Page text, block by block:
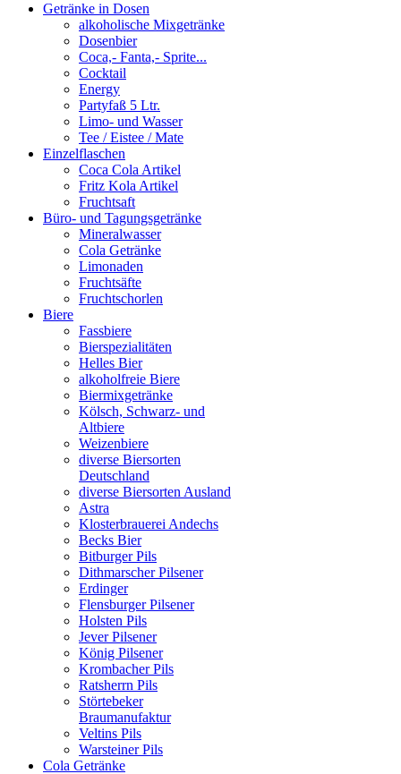
Getränke in Dosen
alkoholische Mixgetränke
Dosenbier
Coca,- Fanta,- Sprite...
Cocktail
Energy
Partyfaß 5 Ltr.
Limo- und Wasser
Tee / Eistee / Mate
Einzelflaschen
Coca Cola Artikel
Fritz Kola Artikel
Fruchtsaft
Büro- und Tagungsgetränke
Mineralwasser
Cola Getränke
Limonaden
Fruchtsäfte
Fruchtschorlen
Biere
Fassbiere
Bierspezialitäten
Helles Bier
alkoholfreie Biere
Biermixgetränke
Kölsch, Schwarz- und
Altbiere
Weizenbiere
diverse Biersorten
Deutschland
diverse Biersorten Ausland
Astra
Klosterbrauerei Andechs
Becks Bier
Bitburger Pils
Dithmarscher Pilsener
Erdinger
Flensburger Pilsener
Holsten Pils
Jever Pilsener
König Pilsener
Krombacher Pils
Ratsherrn Pils
Störtebeker
Braumanufaktur
Veltins Pils
Warsteiner Pils
Cola Getränke